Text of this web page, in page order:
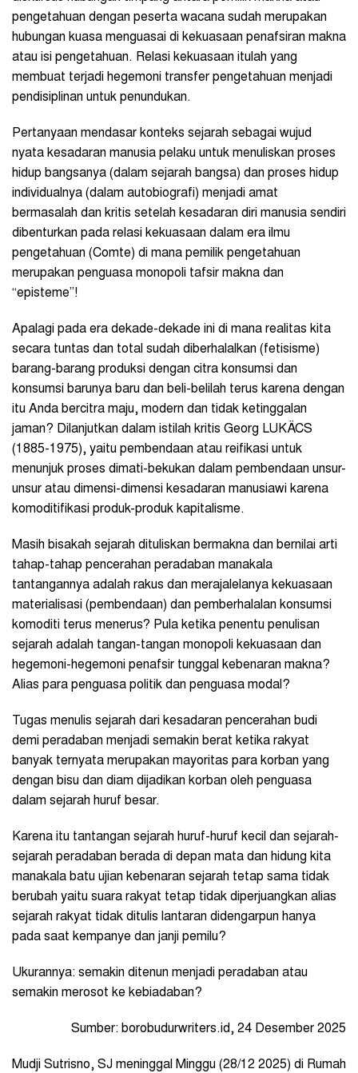
pengetahuan dengan peserta wacana sudah merupakan
hubungan kuasa menguasai di kekuasaan penafsiran makna
atau isi pengetahuan. Relasi kekuasaan itulah yang
membuat terjadi hegemoni transfer pengetahuan menjadi
pendisiplinan untuk penundukan.
Pertanyaan mendasar konteks sejarah sebagai wujud
nyata kesadaran manusia pelaku untuk menuliskan proses
hidup bangsanya (dalam sejarah bangsa) dan proses hidup
individualnya (dalam autobiografi) menjadi amat
bermasalah dan kritis setelah kesadaran diri manusia sendiri
dibenturkan pada relasi kekuasaan dalam era ilmu
pengetahuan (Comte) di mana pemilik pengetahuan
merupakan penguasa monopoli tafsir makna dan
“episteme”!
Apalagi pada era dekade-dekade ini di mana realitas kita
secara tuntas dan total sudah diberhalalkan (fetisisme)
barang-barang produksi dengan citra konsumsi dan
konsumsi barunya baru dan beli-belilah terus karena dengan
itu Anda bercitra maju, modern dan tidak ketinggalan
jaman? Dilanjutkan dalam istilah kritis Georg LUKÄCS
(1885-1975), yaitu pembendaan atau reifikasi untuk
menunjuk proses dimati-bekukan dalam pembendaan unsur-
unsur atau dimensi-dimensi kesadaran manusiawi karena
komoditifikasi produk-produk kapitalisme.
Masih bisakah sejarah dituliskan bermakna dan bernilai arti
tahap-tahap pencerahan peradaban manakala
tantangannya adalah rakus dan merajalelanya kekuasaan
materialisasi (pembendaan) dan pemberhalalan konsumsi
komoditi terus menerus? Pula ketika penentu penulisan
sejarah adalah tangan-tangan monopoli kekuasaan dan
hegemoni-hegemoni penafsir tunggal kebenaran makna?
Alias para penguasa politik dan penguasa modal?
Tugas menulis sejarah dari kesadaran pencerahan budi
demi peradaban menjadi semakin berat ketika rakyat
banyak ternyata merupakan mayoritas para korban yang
dengan bisu dan diam dijadikan korban oleh penguasa
dalam sejarah huruf besar.
Karena itu tantangan sejarah huruf-huruf kecil dan sejarah-
sejarah peradaban berada di depan mata dan hidung kita
manakala batu ujian kebenaran sejarah tetap sama tidak
berubah yaitu suara rakyat tetap tidak diperjuangkan alias
sejarah rakyat tidak ditulis lantaran didengarpun hanya
pada saat kempanye dan janji pemilu?
Ukurannya: semakin ditenun menjadi peradaban atau
semakin merosot ke kebiadaban?
Sumber: borobudurwriters.id, 24 Desember 2025
Mudji Sutrisno, SJ meninggal Minggu (28/12 2025) di Rumah